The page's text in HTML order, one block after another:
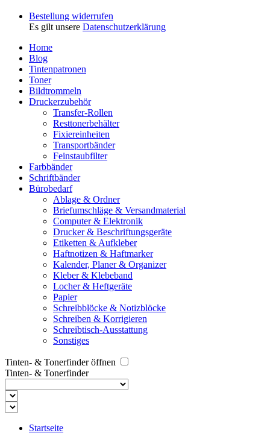
Bestellung widerrufen
Es gilt unsere Datenschutzerklärung
Home
Blog
Tintenpatronen
Toner
Bildtrommeln
Druckerzubehör
Transfer-Rollen
Resttonerbehälter
Fixiereinheiten
Transportbänder
Feinstaubfilter
Farbbänder
Schriftbänder
Bürobedarf
Ablage & Ordner
Briefumschläge & Versandmaterial
Computer & Elektronik
Drucker & Beschriftungsgeräte
Etiketten & Aufkleber
Haftnotizen & Haftmarker
Kalender, Planer & Organizer
Kleber & Klebeband
Locher & Heftgeräte
Papier
Schreibblöcke & Notizblöcke
Schreiben & Korrigieren
Schreibtisch-Ausstattung
Sonstiges
Tinten- & Tonerfinder öffnen
Tinten- & Tonerfinder
Startseite